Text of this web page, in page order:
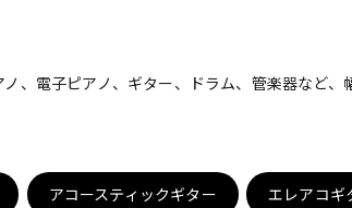
管楽器 そ
、電子ピアノ、ギター、ドラム、管楽器など
アコースティックギター エレアコギ